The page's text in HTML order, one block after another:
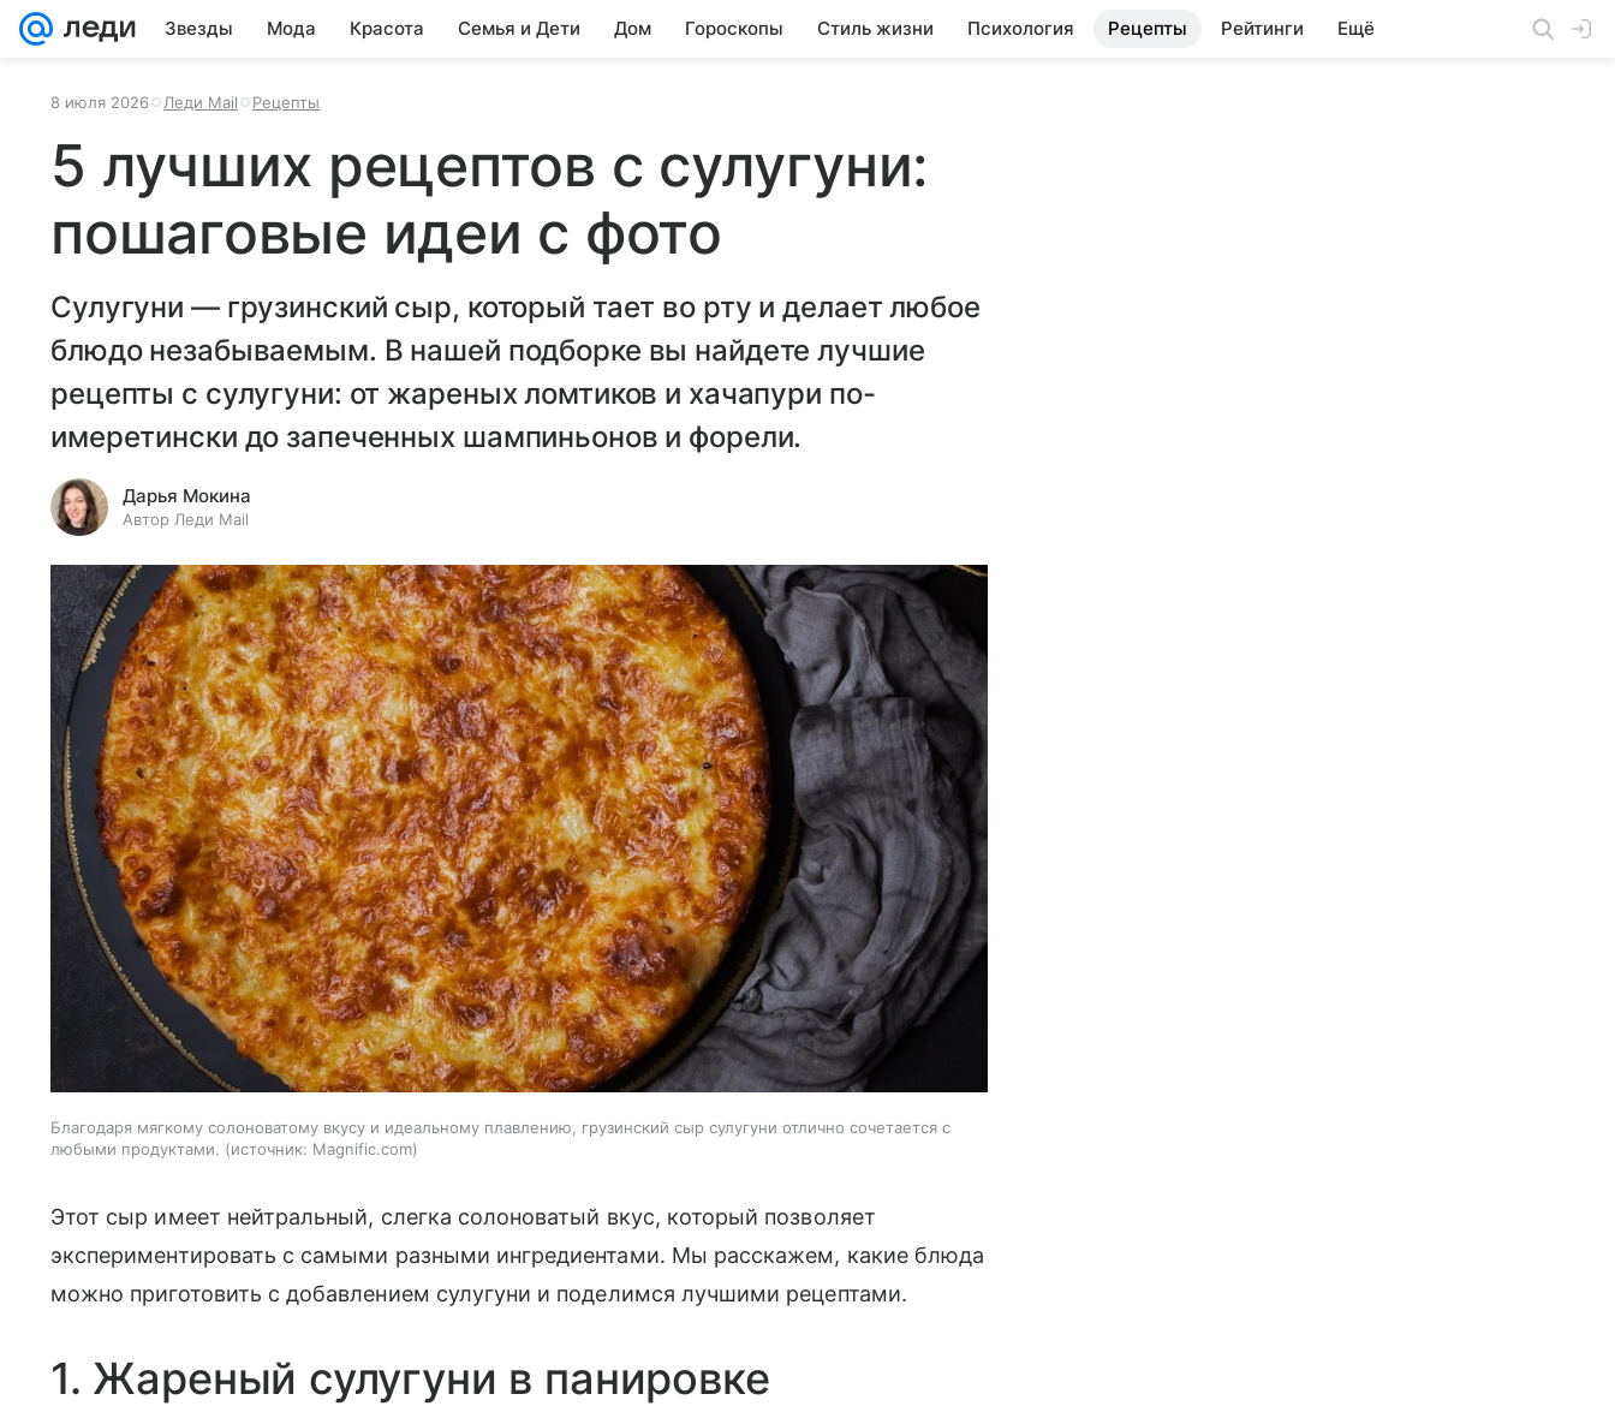
Звезды Мода Красота Семья и Дети Дом Гороскопы Стиль жизни Психология Рецепты Рейтинги Ещё
8 июля 2026 Леди Mail Рецепты
5 лучших рецептов с сулугуни:
пошаговые идеи с фото
Сулугуни — грузинский сыр, который тает во рту и делает любое
блюдо незабываемым. В нашей подборке вы найдете лучшие
рецепты с сулугуни: от жареных ломтиков и хачапури по-
имеретински до запеченных шампиньонов и форели.
Дарья Мокина
Автор Леди Mail
Благодаря мягкому солоноватому вкусу и идеальному плавлению, грузинский сыр сулугуни отлично сочетается с
любыми продуктами.
источник: Magnific.com
Этот сыр имеет нейтральный, слегка солоноватый вкус, который позволяет
экспериментировать с самыми разными ингредиентами. Мы расскажем, какие блюда
можно приготовить с добавлением сулугуни и поделимся лучшими рецептами.
1. Жареный сулугуни в панировке